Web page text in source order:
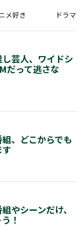
メ好き ドラマ
芸人、ワイドシ
だって逃さな
、どこからでも
やシーンだけ、
！
・推し芸人、ワイ
CMだって逃さな
て選べないから、
ジャンルでチェッ
盛り上がるか分か
！
然レグザ！
年始・ GW特番
季節の大型特番な
の臨場感！かつて
、といった好きな
られる
なアーティストの
て見られる！
の番組、どこから
います
ちゃう！
ック！